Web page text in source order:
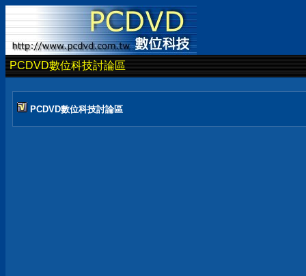
PCDVD數位科技討論區
PCDVD數位科技討論區